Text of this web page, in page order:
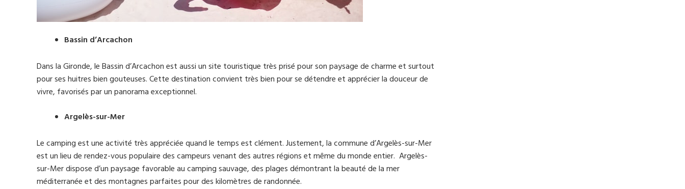
Bassin d’Arcachon
Dans la Gironde, le Bassin d’Arcachon est aussi un site touristique très prisé pour son paysage de charme et surtout
pour ses huitres bien gouteuses. Cette destination convient très bien pour se détendre et apprécier la douceur de
vivre, favorisés par un panorama exceptionnel.
Argelès-sur-Mer
Le camping est une activité très appréciée quand le temps est clément. Justement, la commune d’Argelès-sur-Mer
est un lieu de rendez-vous populaire des campeurs venant des autres régions et même du monde entier. Argelès-
sur-Mer dispose d’un paysage favorable au camping sauvage, des plages démontrant la beauté de la mer
méditerranée et des montagnes parfaites pour des kilomètres de randonnée.